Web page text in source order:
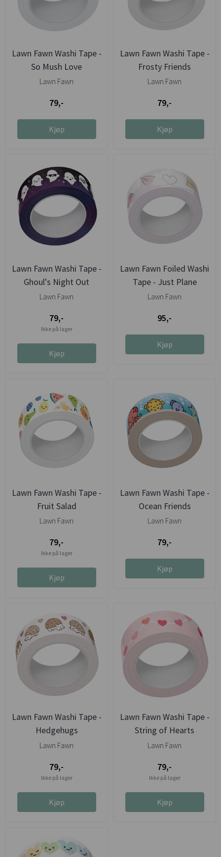
Lawn Fawn Washi Tape -
So Mush Love
Lawn Fawn
79,-
Kjøp
Lawn Fawn Washi Tape -
Frosty Friends
Lawn Fawn
79,-
Kjøp
Lawn Fawn Washi Tape -
Ghoul's Night Out
Lawn Fawn
79,-
Ikke på lager
Kjøp
Lawn Fawn Foiled Washi
Tape - Just Plane
Awesome
Lawn Fawn
95,-
Kjøp
Lawn Fawn Washi Tape -
Fruit Salad
Lawn Fawn
79,-
Ikke på lager
Kjøp
Lawn Fawn Washi Tape -
Ocean Friends
Lawn Fawn
79,-
Kjøp
Lawn Fawn Washi Tape -
Hedgehugs
Lawn Fawn
79,-
Ikke på lager
Kjøp
Lawn Fawn Washi Tape -
String of Hearts
Lawn Fawn
79,-
Ikke på lager
Kjøp